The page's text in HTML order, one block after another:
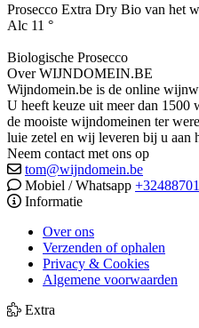
Prosecco Extra Dry Bio van het
Alc 11 °
Biologische Prosecco
Over WIJNDOMEIN.BE
Wijndomein.be is de online
U heeft keuze uit meer dan 1500
de mooiste wijndomeinen ter
luie zetel en wij leveren bij u aan
Neem contact met ons op
tom@wijndomein.be
Mobiel / Whatsapp
Informatie
Over ons
Verzenden of ophalen
Privacy & Cookies
Algemene voorwaarden
Extra